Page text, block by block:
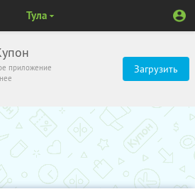
приложение
Загрузить
Тула